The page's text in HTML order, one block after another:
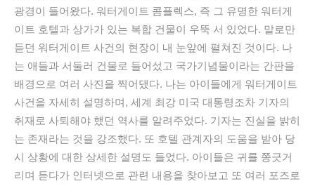
광경이 들어왔다. 워터게이트 콤플렉스, 즉 그 유명한 워터게
이트 호텔과 상가가 있는 복합 건물이 우뚝 서 있었다. 말로만
듣던 워터게이트 사건의 현장이 내 눈앞에 펼쳐진 것이다. 나
는 애들과 서둘러 건물로 들어섰고 국가기념물이라는 간판을
배경으로 여러 사진을 찍어댔다. 나는 아이들에게 워터게이트
사건을 자세히 설명하며, 세계 최강 미국 대통령조차 기자의
취재로 사퇴해야 했던 역사를 알려주었다. 기자는 진실을 밝히
는 존재라는 것을 강조했다. 또 호텔 관계자의 도움을 받아 당
시 상황에 대한 상세한 설명도 들었다. 아이들은 귀를 쫑긋거
리며 듣다가 인터넷으로 관련 내용을 찾아보고 또 여러 포즈로